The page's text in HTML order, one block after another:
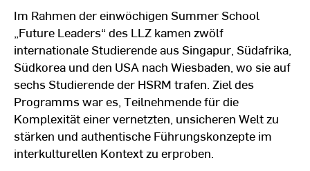
Im Rahmen der einwöchigen Summer School
„Future Leaders“ des LLZ kamen zwölf
internationale Studierende aus Singapur, Südafrika,
Südkorea und den USA nach Wiesbaden, wo sie auf
sechs Studierende der HSRM trafen. Ziel des
Programms war es, Teilnehmende für die
Komplexität einer vernetzten, unsicheren Welt zu
stärken und authentische Führungskonzepte im
interkulturellen Kontext zu erproben.